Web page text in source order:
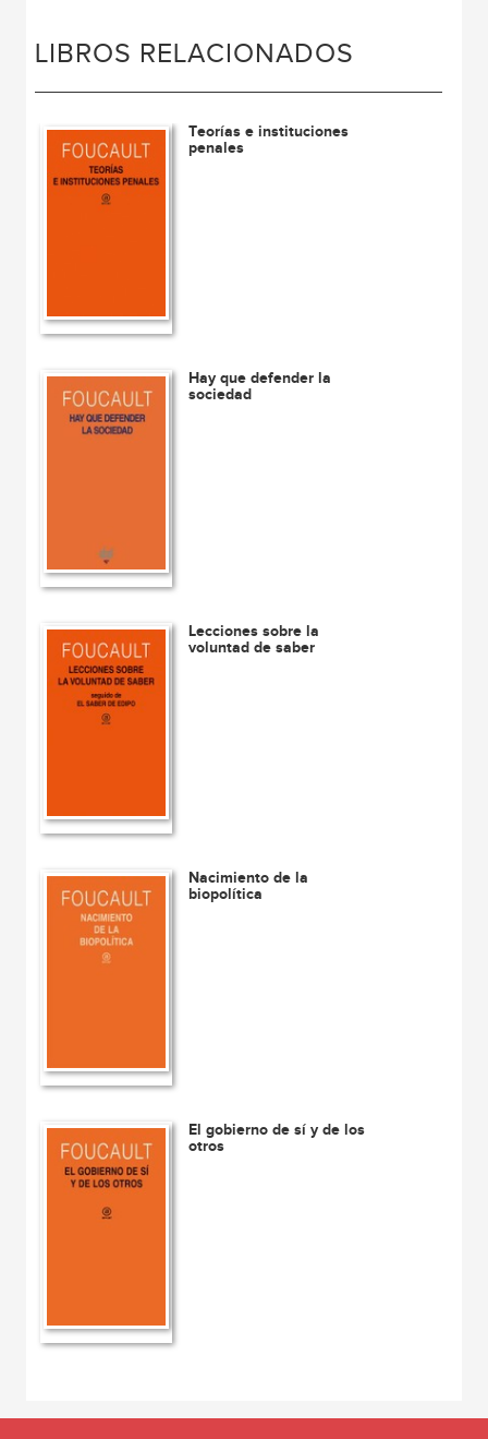
LIBROS RELACIONADOS
Teorías e instituciones
penales
Hay que defender la
sociedad
Lecciones sobre la
voluntad de saber
Nacimiento de la
biopolítica
El gobierno de sí y de los
otros